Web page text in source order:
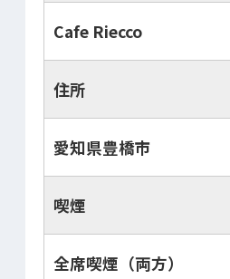
Cafe Riecco
住所
愛知県豊橋市
喫煙
全席喫煙（両方）